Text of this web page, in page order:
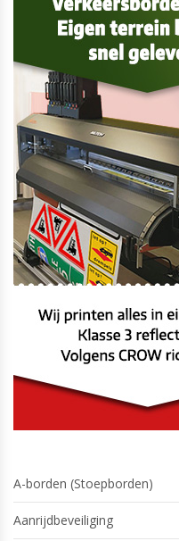
A-borden (Stoepborden)
Aanrijdbeveiliging